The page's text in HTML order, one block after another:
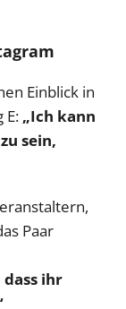
Einblick in
E: „Ich kann
sein,
Paar
dass ihr